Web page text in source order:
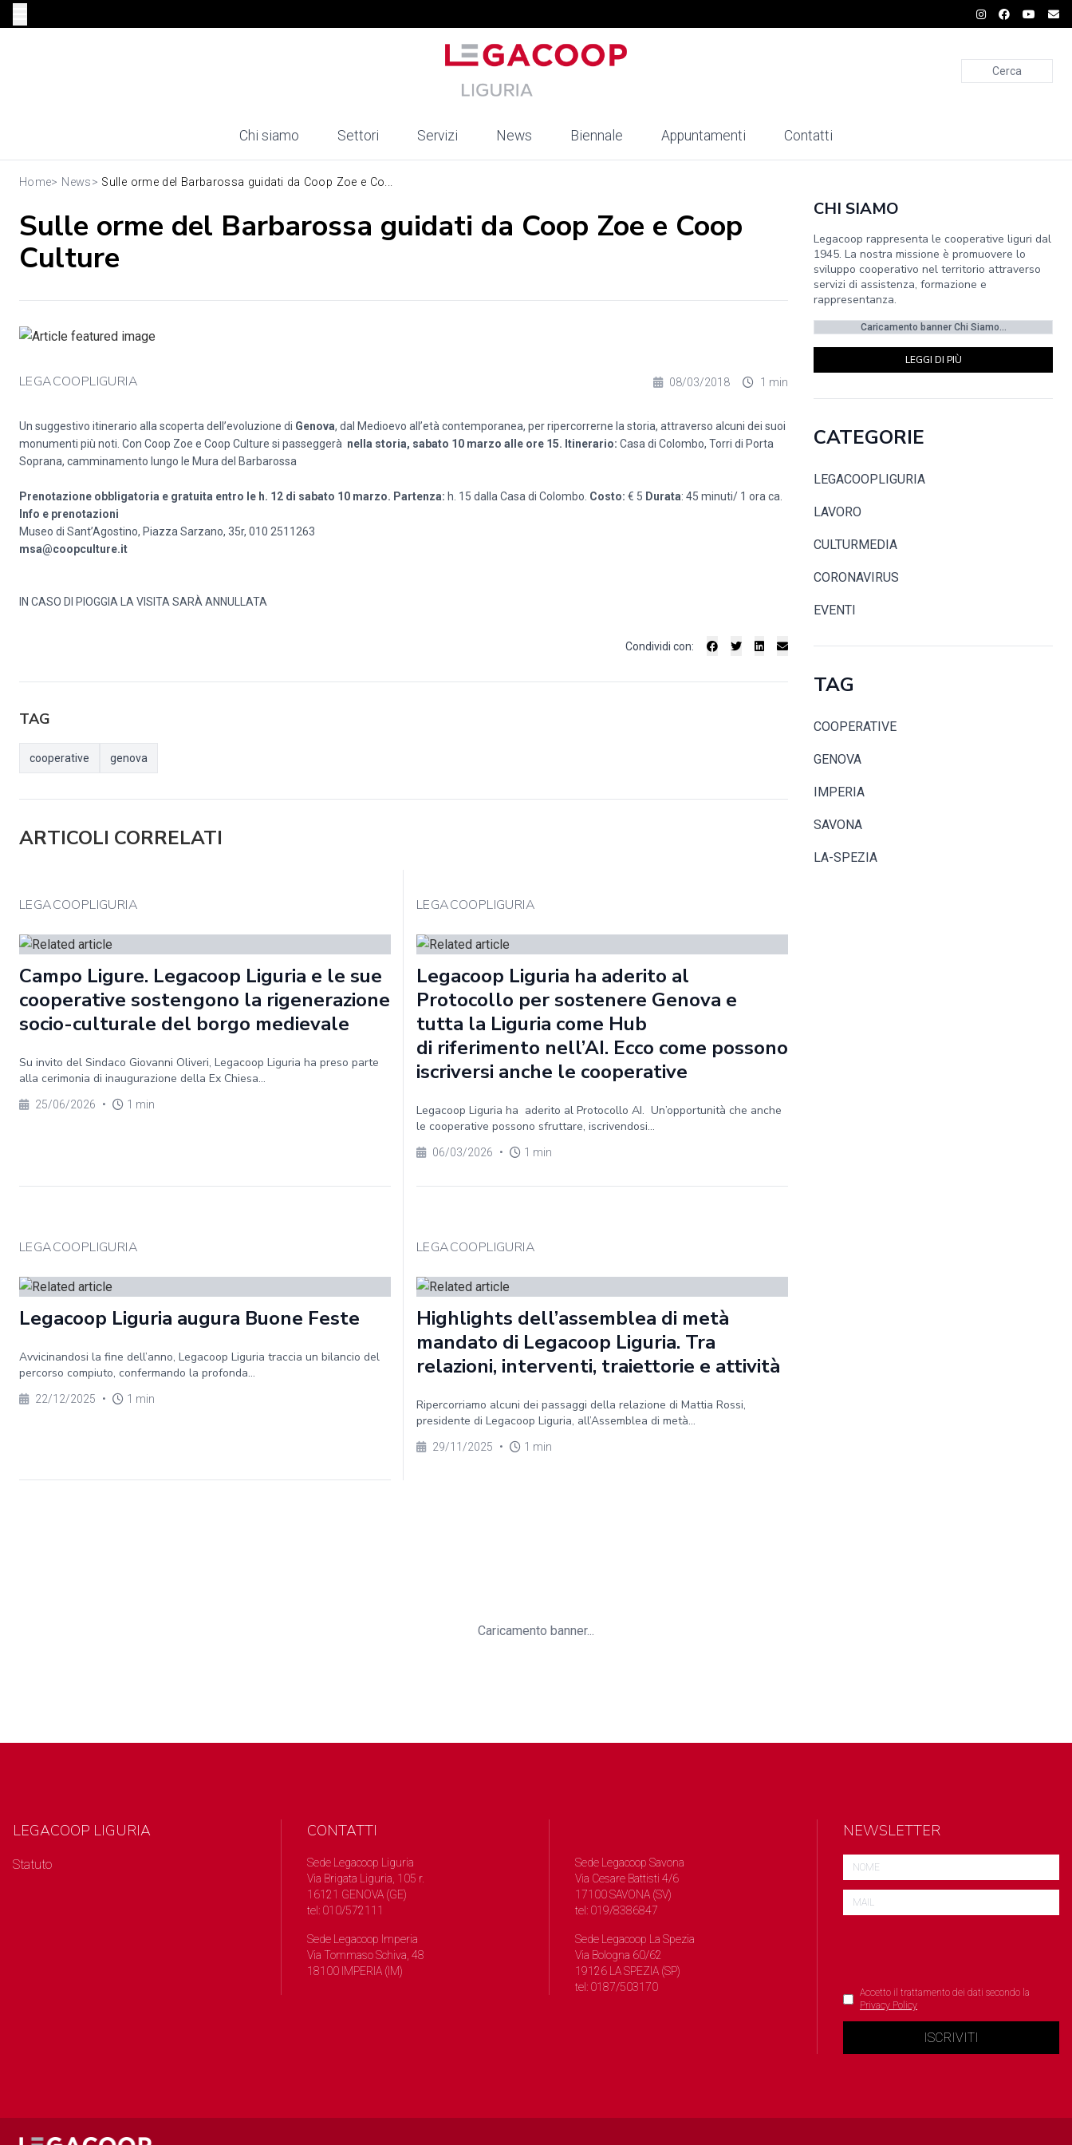
Cerca
Chi siamo Settori Servizi News Biennale Appuntamenti Contatti
Home> News> Sulle orme del Barbarossa guidati da Coop Zoe e Co...
Sulle orme del Barbarossa guidati da Coop Zoe e Coop
Culture
LEGACOOPLIGURIA 08/03/2018 1 min
Un suggestivo itinerario alla scoperta dell’evoluzione di Genova, dal Medioevo all’età contemporanea, per ripercorrerne la storia, attraverso alcuni dei suoi
monumenti più noti. Con Coop Zoe e Coop Culture si passeggerà nella storia, sabato 10 marzo alle ore 15. Itinerario: Casa di Colombo, Torri di Porta
Soprana, camminamento lungo le Mura del Barbarossa
Prenotazione obbligatoria e gratuita entro le h. 12 di sabato 10 marzo. Partenza: h. 15 dalla Casa di Colombo. Costo: € 5 Durata: 45 minuti/ 1 ora ca.
Info e prenotazioni
Museo di Sant’Agostino, Piazza Sarzano, 35r, 010 2511263
msa@coopculture.it
IN CASO DI PIOGGIA LA VISITA SARÀ ANNULLATA
Condividi con:
TAG
cooperative genova
ARTICOLI CORRELATI
LEGACOOPLIGURIA
Campo Ligure. Legacoop Liguria e le sue
cooperative sostengono la rigenerazione
socio-culturale del borgo medievale
Su invito del Sindaco Giovanni Oliveri, Legacoop Liguria ha preso parte
alla cerimonia di inaugurazione della Ex Chiesa...
25/06/2026 • 1 min
LEGACOOPLIGURIA
Legacoop Liguria ha aderito al
Protocollo per sostenere Genova e
tutta la Liguria come Hub
di riferimento nell’AI. Ecco come possono
iscriversi anche le cooperative
Legacoop Liguria ha aderito al Protocollo AI. Un’opportunità che anche
le cooperative possono sfruttare, iscrivendosi...
06/03/2026 • 1 min
LEGACOOPLIGURIA
Legacoop Liguria augura Buone Feste
Avvicinandosi la fine dell’anno, Legacoop Liguria traccia un bilancio del
percorso compiuto, confermando la profonda...
22/12/2025 • 1 min
LEGACOOPLIGURIA
Highlights dell’assemblea di metà
mandato di Legacoop Liguria. Tra
relazioni, interventi, traiettorie e attività
Ripercorriamo alcuni dei passaggi della relazione di Mattia Rossi,
presidente di Legacoop Liguria, all’Assemblea di metà...
29/11/2025 • 1 min
CHI SIAMO
Legacoop rappresenta le cooperative liguri dal
1945. La nostra missione è promuovere lo
sviluppo cooperativo nel territorio attraverso
servizi di assistenza, formazione e
rappresentanza.
Caricamento banner Chi Siamo...
LEGGI DI PIÙ
CATEGORIE
LEGACOOPLIGURIA
LAVORO
CULTURMEDIA
CORONAVIRUS
EVENTI
TAG
COOPERATIVE
GENOVA
IMPERIA
SAVONA
LA-SPEZIA
Caricamento banner...
LEGACOOP LIGURIA
Statuto
CONTATTI
Sede Legacoop Liguria
Via Brigata Liguria, 105 r.
16121 GENOVA (GE)
tel: 010/572111
Sede Legacoop Imperia
Via Tommaso Schiva, 48
18100 IMPERIA (IM)
Sede Legacoop Savona
Via Cesare Battisti 4/6
17100 SAVONA (SV)
tel: 019/8386847
Sede Legacoop La Spezia
Via Bologna 60/62
19126 LA SPEZIA (SP)
tel: 0187/503170
NEWSLETTER
Accetto il trattamento dei dati secondo la
Privacy Policy
ISCRIVITI